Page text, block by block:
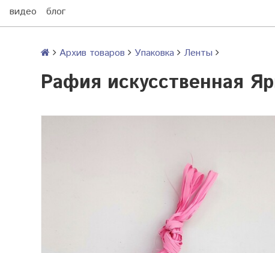
видео блог
Архив товаров Упаковка Ленты
Рафия искусственная